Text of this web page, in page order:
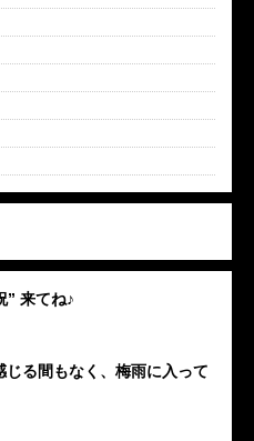
” 来てね♪
る間もなく、梅雨に入って